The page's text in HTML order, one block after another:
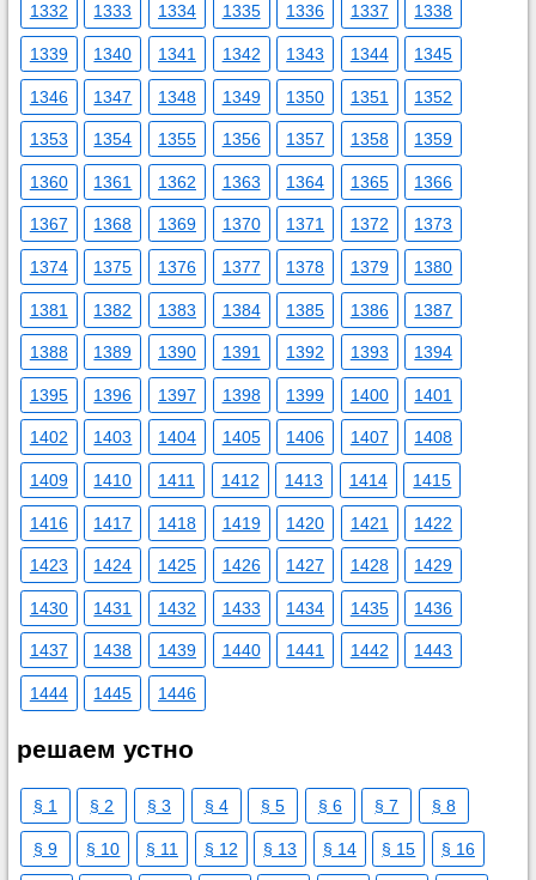
1332 1333 1334 1335 1336 1337 1338
1339 1340 1341 1342 1343 1344 1345
1346 1347 1348 1349 1350 1351 1352
1353 1354 1355 1356 1357 1358 1359
1360 1361 1362 1363 1364 1365 1366
1367 1368 1369 1370 1371 1372 1373
1374 1375 1376 1377 1378 1379 1380
1381 1382 1383 1384 1385 1386 1387
1388 1389 1390 1391 1392 1393 1394
1395 1396 1397 1398 1399 1400 1401
1402 1403 1404 1405 1406 1407 1408
1409 1410 1411 1412 1413 1414 1415
1416 1417 1418 1419 1420 1421 1422
1423 1424 1425 1426 1427 1428 1429
1430 1431 1432 1433 1434 1435 1436
1437 1438 1439 1440 1441 1442 1443
1444 1445 1446
решаем устно
§ 1 § 2 § 3 § 4 § 5 § 6 § 7 § 8
§ 9 § 10 § 11 § 12 § 13 § 14 § 15 § 16